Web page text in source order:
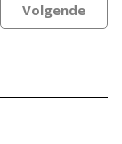
Volgende